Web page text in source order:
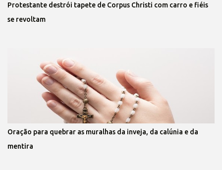
Protestante destrói tapete de Corpus Christi com carro e fiéis
se revoltam
Oração para quebrar as muralhas da inveja, da calúnia e da
mentira